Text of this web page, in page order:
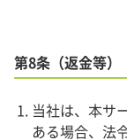
第8条（返金等）
当社は、本サ
ある場合、法